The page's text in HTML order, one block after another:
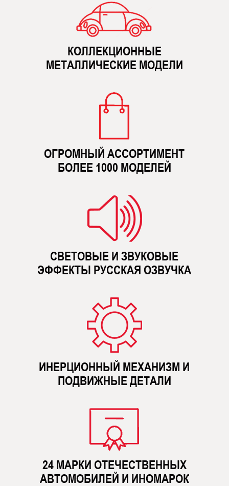
КОЛЛЕКЦИОННЫЕ
МЕТАЛЛИЧЕСКИЕ МОДЕЛИ
ОГРОМНЫЙ АССОРТИМЕНТ
БОЛЕЕ 1000 МОДЕЛЕЙ
СВЕТОВЫЕ И ЗВУКОВЫЕ
ЭФФЕКТЫ РУССКАЯ ОЗВУЧКА
ИНЕРЦИОННЫЙ МЕХАНИЗМ И
ПОДВИЖНЫЕ ДЕТАЛИ
24 МАРКИ ОТЕЧЕСТВЕННЫХ
АВТОМОБИЛЕЙ И ИНОМАРОК